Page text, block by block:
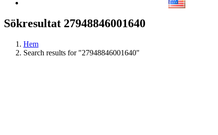
Sökresultat 27948846001640
Hem
Search results for "27948846001640"